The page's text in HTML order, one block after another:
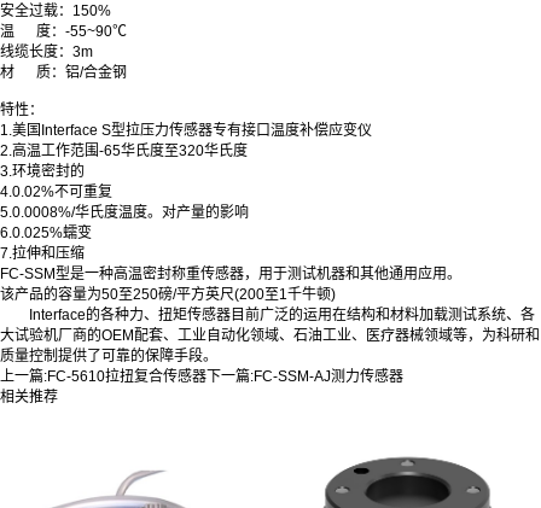
安全过载：150%
温
度：-55~90℃
线缆长度：3m
材
质： 铝/合金钢
特性 ：
1.美国Interface S型拉压力传感器专有接口温度补偿应变仪
2.高温工作范围-65华氏度至320华氏度
3.环境密封的
4.0.02%不可重复
5.0.0008%/华氏度温度。对产量的影响
6.0.025%蠕变
7.拉伸和压缩
FC-SSM型是一种高温密封称重传感器，用于测试机器和其他通用应用。
该产品的容量为50至250磅/平方英尺(200至1千牛顿)
Interface的各种力、扭矩传感器目前广泛的运用在结构和材料加载测试系统、各
大试验机厂商的OEM配套、工业自动化领域、石油工业、医疗器械领域等，为科研和
质量控制提供了可靠的保障手段。
上一篇:FC-5610拉扭复合传感器 下一篇:FC-SSM-AJ测力传感器
相关推荐